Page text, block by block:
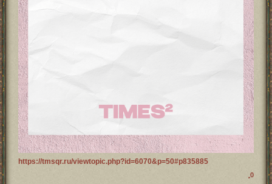
https://tmsqr.ru/viewtopic.php?id=6070&p=50#p835885
0